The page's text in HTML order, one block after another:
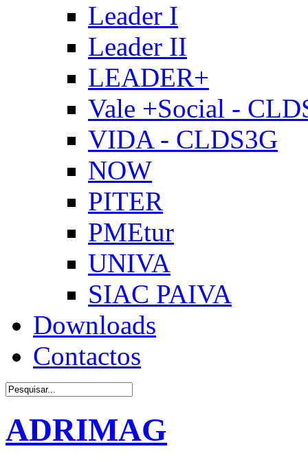
Leader I
Leader II
LEADER+
Vale +Social -
VIDA - CLDS3G
NOW
PITER
PMEtur
UNIVA
SIAC PAIVA
Downloads
Contactos
ADRIMAG